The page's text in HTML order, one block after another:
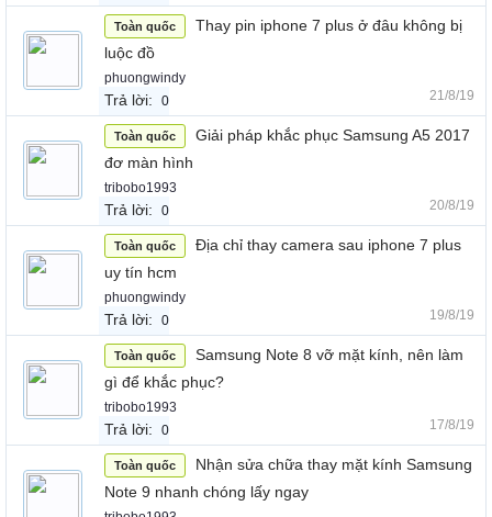
Toàn quốc
Thay pin iphone 7 plus ở đâu không bị
luộc đồ
phuongwindy
Trả lời: 0 21/8/19
Toàn quốc
Giải pháp khắc phục Samsung A5 2017
đơ màn hình
tribobo1993
Trả lời: 0 20/8/19
Toàn quốc
Địa chỉ thay camera sau iphone 7 plus
uy tín hcm
phuongwindy
Trả lời: 0 19/8/19
Toàn quốc
Samsung Note 8 vỡ mặt kính, nên làm
gì để khắc phục?
tribobo1993
Trả lời: 0 17/8/19
Toàn quốc
Nhận sửa chữa thay mặt kính Samsung
Note 9 nhanh chóng lấy ngay